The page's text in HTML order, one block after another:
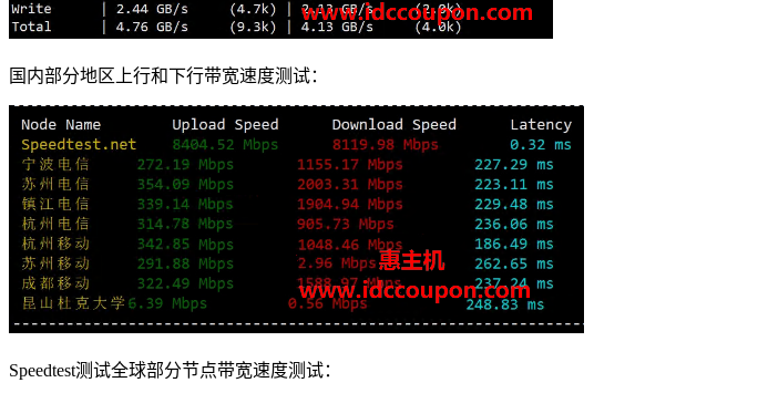
国内部分地区上行和下行带宽速度测试：
Speedtest测试全球部分节点带宽速度测试：